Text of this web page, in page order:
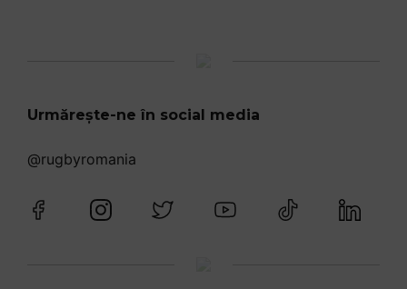
Urmărește-ne în social media
@rugbyromania